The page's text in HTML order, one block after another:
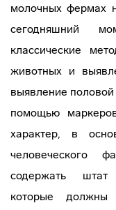
молочных фермах
сегодняшний
классические
животных и
выявление
помощью
характер, в
человеческого
содержать штат
которые должны